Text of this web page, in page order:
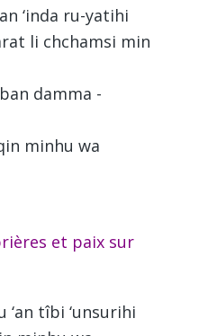
‘inda ru-yatihi
li chchamsi min
damma -
minhu wa
et paix sur
‘an tîbi ‘unsurihi